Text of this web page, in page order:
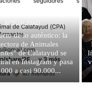
ACTUALIDAD
de lo auténtico: la
de Animales
de Calatayud se
en Instagram y pasa
a casi 90.000...